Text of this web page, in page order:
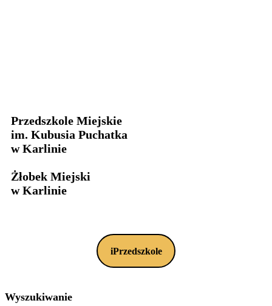
Przedszkole Miejskie
im. Kubusia Puchatka
w Karlinie
Żłobek Miejski
w Karlinie
iPrzedszkole
Wyszukiwanie